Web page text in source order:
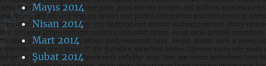
Mayıs 2014
Nisan 2014
Mart 2014
Şubat 2014